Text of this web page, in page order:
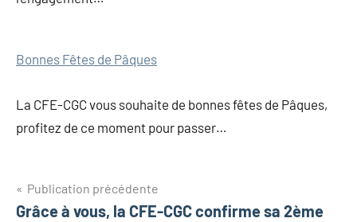
Bonnes Fêtes de Pâques
La CFE-CGC vous souhaite de bonnes fêtes de Pâques,
profitez de ce moment pour passer…
Publication précédente
Grâce à vous, la CFE-CGC confirme sa 2ème